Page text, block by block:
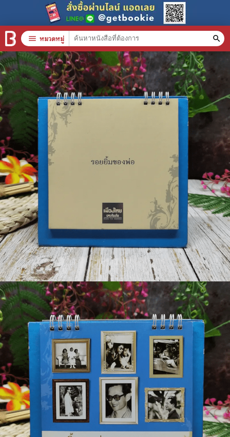
menu หมวดหมู่ search
หมวดหมู่สินค้า clear
หนังสือทั้งหมด
stars
สินค้าใช้เฉพาะแต้มเท่านั้น
📚 หนังสือทั่วไป
🦄 วรรณกรรม นิยาย เรื่องสั้น
🎓 การศึกษา
😼 หนังสือการ์ตูน
🐲 หนังสือเด็ก
📕 นิตยสาร
🌎 International Books
🎲 Board Game
📅 สินค้าอื่นๆ